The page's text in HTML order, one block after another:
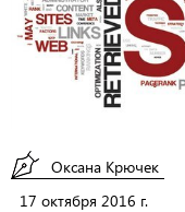
Оксана Крючек
17 октября 2016 г.